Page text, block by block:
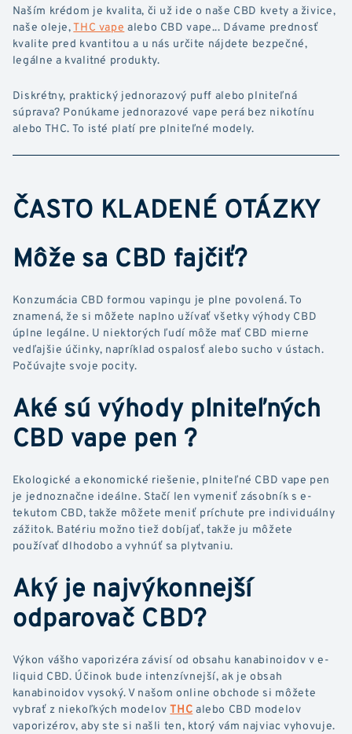
Naším krédom je kvalita, či už ide o naše CBD kvety a živice,
naše oleje,THC vape alebo CBD vape... Dávame prednosť
kvalite pred kvantitou a u nás určite nájdete bezpečné,
legálne a kvalitné produkty.
Diskrétny, praktický jednorazový puff alebo plniteľná
súprava? Ponúkame jednorazové vape perá bez nikotínu
alebo THC. To isté platí pre plniteľné modely.
ČASTO KLADENÉ OTÁZKY
Môže sa CBD fajčiť?
Konzumácia CBD formou vapingu je plne povolená. To
znamená, že si môžete naplno užívať všetky výhody CBD
úplne legálne. U niektorých ľudí môže mať CBD mierne
vedľajšie účinky, napríklad ospalosť alebo sucho v ústach.
Počúvajte svoje pocity.
Aké sú výhody plniteľných
CBD vape pen ?
Ekologické a ekonomické riešenie, plniteľné CBD vape pen
je jednoznačne ideálne. Stačí len vymeniť zásobník s e-
tekutom CBD, takže môžete meniť príchute pre individuálny
zážitok. Batériu možno tiež dobíjať, takže ju môžete
používať dlhodobo a vyhnúť sa plytvaniu.
Aký je najvýkonnejší
odparovač CBD?
Výkon vášho vaporizéra závisí od obsahu kanabinoidov v e-
liquid CBD. Účinok bude intenzívnejší, ak je obsah
kanabinoidov vysoký. V našom online obchode si môžete
vybrať z niekoľkých modelovTHCalebo CBD modelov
vaporizérov, aby ste si našli ten, ktorý vám najviac vyhovuje.